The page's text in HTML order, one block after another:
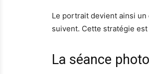
Le portrait devient ainsi un
suivent. Cette stratégie
La séance